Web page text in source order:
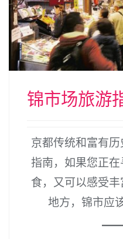
锦市场旅游
京都传统和富有
指南，如果您正
食，又可以感受
地方，锦市应